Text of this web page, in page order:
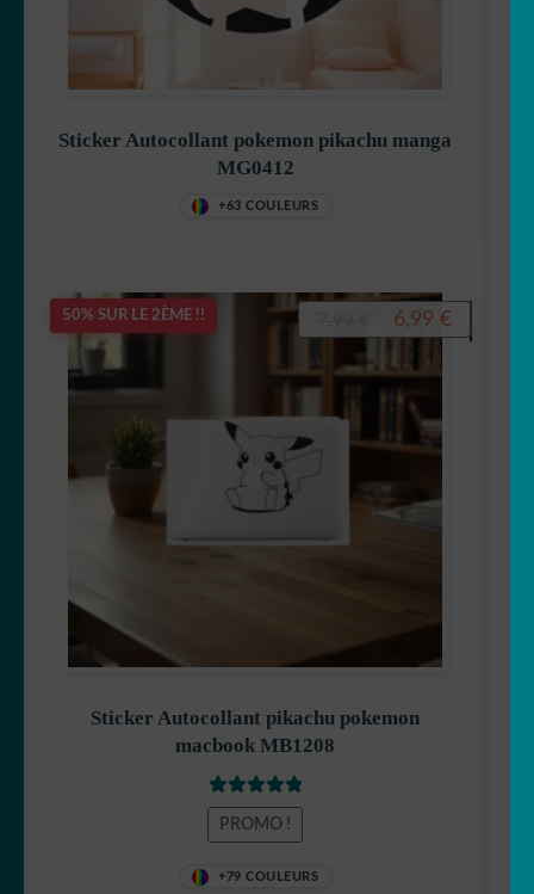
Sticker Autocollant pokemon pikachu manga
MG0412
+63 COULEURS
50% SUR LE 2ÈME !!
Sticker Autocollant pikachu pokemon
macbook MB1208
Note5.00sur
PROMO !
+79 COULEURS
Le
initial
était :
7,99 €.
6,99 €Le